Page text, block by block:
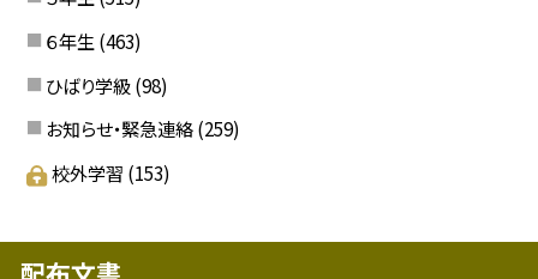
６年生 (463)
ひばり学級 (98)
お知らせ・緊急連絡 (259)
校外学習 (153)